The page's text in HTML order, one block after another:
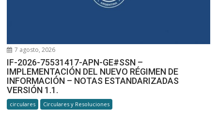
7 agosto, 2026
IF-2026-75531417-APN-GE#SSN –
IMPLEMENTACIÓN DEL NUEVO RÉGIMEN DE
INFORMACIÓN – NOTAS ESTANDARIZADAS
VERSIÓN 1.1.
circulares Circulares y Resoluciones